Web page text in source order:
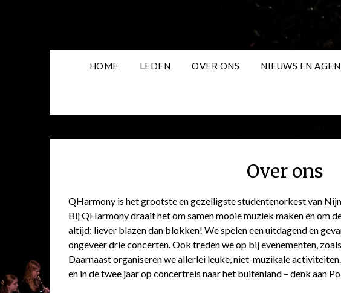
HOME LEDEN OVER ONS NIEUWS EN
Over ons
QHarmony is het grootste en gezelligste studentenorkest van
Bij QHarmony draait het om samen mooie muziek maken én om
altijd: liever blazen dan blokken! We spelen een uitdagend en
ongeveer drie concerten. Ook treden we op bij evenementen,
Daarnaast organiseren we allerlei leuke, niet-muzikale
en in de twee jaar op concertreis naar het buitenland – denk aan